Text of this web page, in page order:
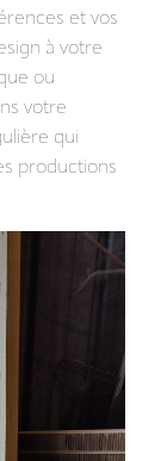
et vos
à votre
ou
votre
qui
productions